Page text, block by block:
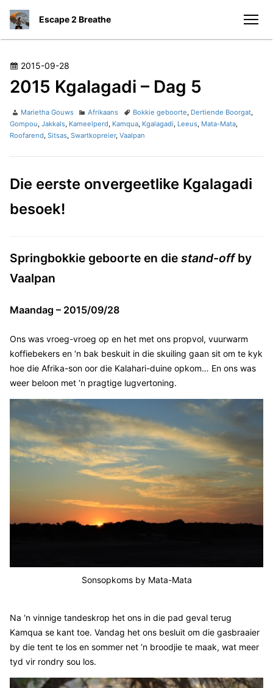
Escape 2 Breathe
P
o
s
t
e
d
2015-09-28
2015 Kgalagadi – Dag 5
A
u
t
o
Marietha Gouws
C
a
t
g
r
Afrikaans
T
a
g
Bokkie geboorte, Dertiende Boorgat,
Gompou, Jakkals, Kameelperd, Kamqua, Kgalagadi, Leeus, Mata-Mata,
Roofarend, Sitsas, Swartkopreier, Vaalpan
Die eerste onvergeetlike Kgalagadi
besoek!
Springbokkie geboorte en die stand-offby
Vaalpan
Maandag – 2015/09/28
Ons was vroeg-vroeg op en het met ons propvol, vuurwarm
koffiebekers en ‘n bak beskuit in die skuiling gaan sit om te kyk
hoe die Afrika-son oor die Kalahari-duine opkom… En ons was
weer beloon met ‘n pragtige lugvertoning.
Sonsopkoms by Mata-Mata
Na ‘n vinnige tandeskrop het ons in die pad geval terug
Kamqua se kant toe. Vandag het ons besluit om die gasbraaier
by die tent te los en sommer net ‘n broodjie te maak, wat meer
tyd vir rondry sou los.